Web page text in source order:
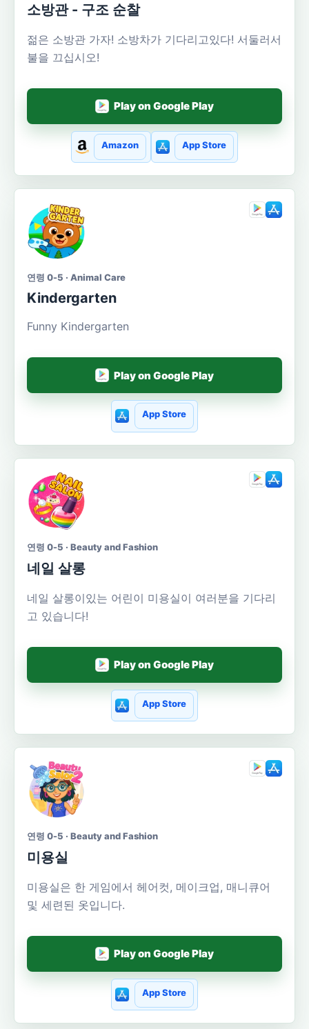
소방관 - 구조 순찰
젊은 소방관 가자! 소방차가 기다리고있다! 서둘러서
불을 끄십시오!
Play on Google Play
Amazon App Store
연령 0-5 · Animal Care
Kindergarten
Funny Kindergarten
Play on Google Play
App Store
연령 0-5 · Beauty and Fashion
네일 살롱
네일 살롱이있는 어린이 미용실이 여러분을 기다리
고 있습니다!
Play on Google Play
App Store
연령 0-5 · Beauty and Fashion
미용실
미용실은 한 게임에서 헤어컷, 메이크업, 매니큐어
및 세련된 옷입니다.
Play on Google Play
App Store